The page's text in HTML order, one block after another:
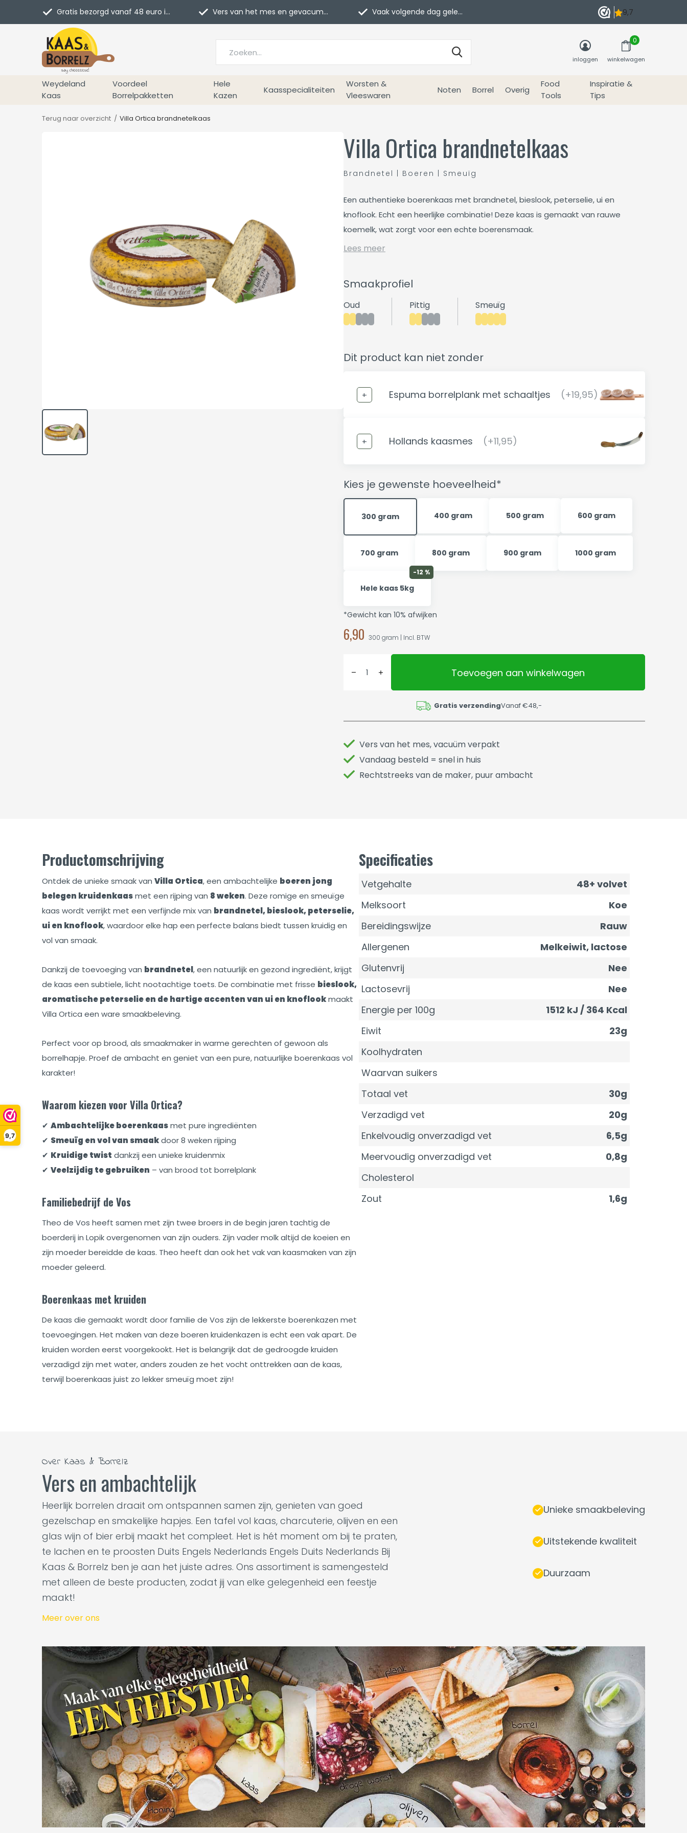
9,7
Weydeland
Kaas
Voordeel
Borrelpakketten
Hele
Kazen
Kaasspecialiteiten
Worsten &
Vleeswaren
Noten Borrel Overig
Food
Tools
Inspiratie &
Tips
inloggen winkelwagen
0
Gratis bezorgd vanaf 48 euro in NL Vers van het mes en gevacumeerd Vaak volgende dag geleverd
Terug naar overzicht Villa Ortica brandnetelkaas
Villa Ortica brandnetelkaas
Brandnetel | Boeren | Smeuïg
Een authentieke boerenkaas met brandnetel, bieslook, peterselie, ui en
knoflook. Echt een heerlijke combinatie! Deze kaas is gemaakt van rauwe
koemelk, wat zorgt voor een echte boerensmaak.
Lees meer
Smaakprofiel
Oud Pittig Smeuïg
Dit product kan niet zonder
Espuma borrelplank met schaaltjes (+19,95)
Hollands kaasmes (+11,95)
Kies je gewenste hoeveelheid*
300 gram 400 gram 500 gram 600 gram
700 gram 800 gram 900 gram 1000 gram
-12 %
Hele kaas 5kg
*Gewicht kan 10% afwijken
6,90 300 gram | Incl. BTW
Toevoegen aan winkelwagen
Gratis verzendingVanaf €48,-
Vers van het mes, vacuüm verpakt
Vandaag besteld = snel in huis
Rechtstreeks van de maker, puur ambacht
Productomschrijving
Ontdek de unieke smaak van Villa Ortica, een ambachtelijke boeren jong
belegen kruidenkaasmet een rijping van 8 weken. Deze romige en smeuïge
kaas wordt verrijkt met een verfijnde mix van brandnetel, bieslook, peterselie,
ui en knoflook, waardoor elke hap een perfecte balans biedt tussen kruidig en
vol van smaak.
Dankzij de toevoeging van brandnetel, een natuurlijk en gezond ingrediënt, krijgt
de kaas een subtiele, licht nootachtige toets. De combinatie met frisse bieslook,
aromatische peterselie en de hartige accenten van ui en knoflookmaakt
Villa Ortica een ware smaakbeleving.
Perfect voor op brood, als smaakmaker in warme gerechten of gewoon als
borrelhapje. Proef de ambacht en geniet van een pure, natuurlijke boerenkaas vol
karakter!
Waarom kiezen voor Villa Ortica?
✔ Ambachtelijke boerenkaasmet pure ingrediënten
✔ Smeuïg en vol van smaakdoor 8 weken rijping
✔ Kruidige twist dankzij een unieke kruidenmix
✔ Veelzijdig te gebruiken – van brood tot borrelplank
Familiebedrijf de Vos
Theo de Vos heeft samen met zijn twee broers in de begin jaren tachtig de
boerderij in Lopik overgenomen van zijn ouders. Zijn vader molk altijd de koeien en
zijn moeder bereidde de kaas. Theo heeft dan ook het vak van kaasmaken van zijn
moeder geleerd.
Boerenkaas met kruiden
De kaas die gemaakt wordt door familie de Vos zijn de lekkerste boerenkazen met
toevoegingen. Het maken van deze boeren kruidenkazen is echt een vak apart. De
kruiden worden eerst voorgekookt. Het is belangrijk dat de gedroogde kruiden
verzadigd zijn met water, anders zouden ze het vocht onttrekken aan de kaas,
terwijl boerenkaas juist zo lekker smeuïg moet zijn!
Specificaties
Vetgehalte
48+ volvet
Melksoort
Koe
Bereidingswijze
Rauw
Allergenen
Melkeiwit, lactose
Glutenvrij
Nee
Lactosevrij
Nee
Energie per 100g
1512 kJ / 364 Kcal
Eiwit
23g
Koolhydraten
Waarvan suikers
Totaal vet
30g
Verzadigd vet
20g
Enkelvoudig onverzadigd vet
6,5g
Meervoudig onverzadigd vet
0,8g
Cholesterol
Zout
1,6g
Over Kaas & Borrelz
Vers en ambachtelijk
Heerlijk borrelen draait om ontspannen samen zijn, genieten van goed
gezelschap en smakelijke hapjes. Een tafel vol kaas, charcuterie, olijven en een
glas wijn of bier erbij maakt het compleet. Het is hét moment om bij te praten,
te lachen en te proosten Duits Engels Nederlands Engels Duits Nederlands Bij
Kaas & Borrelz ben je aan het juiste adres. Ons assortiment is samengesteld
met alleen de beste producten, zodat jij van elke gelegenheid een feestje
maakt!
Meer over ons
Unieke smaakbeleving
Uitstekende kwaliteit
Duurzaam